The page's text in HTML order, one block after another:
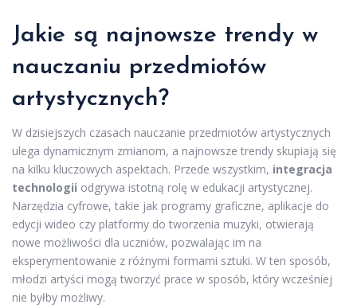
Jakie są najnowsze trendy w
nauczaniu przedmiotów
artystycznych?
W dzisiejszych czasach nauczanie przedmiotów artystycznych
ulega dynamicznym zmianom, a najnowsze trendy skupiają się
na kilku kluczowych aspektach. Przede wszystkim, integracja
technologii odgrywa istotną rolę w edukacji artystycznej.
Narzędzia cyfrowe, takie jak programy graficzne, aplikacje do
edycji wideo czy platformy do tworzenia muzyki, otwierają
nowe możliwości dla uczniów, pozwalając im na
eksperymentowanie z różnymi formami sztuki. W ten sposób,
młodzi artyści mogą tworzyć prace w sposób, który wcześniej
nie byłby możliwy.